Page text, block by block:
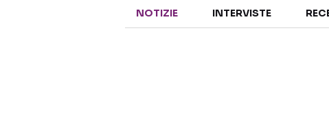
NOTIZIE INTERVISTE